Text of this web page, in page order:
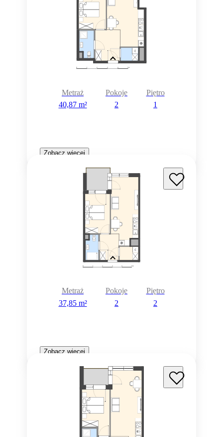
Metraż
40,87 m²
Pokoje
2
Piętro
1
Zobacz więcej
Metraż
37,85 m²
Pokoje
2
Piętro
2
Zobacz więcej